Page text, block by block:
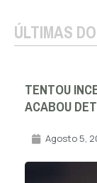
ÚLTIMAS
TENTOU
ACABOU
Agosto 5,